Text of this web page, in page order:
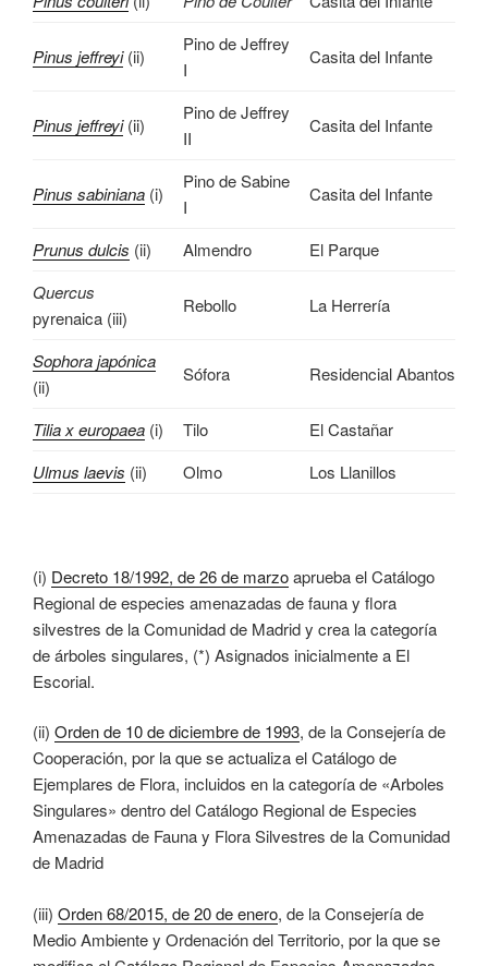
Pinus jeffreyi(ii)
Pino de Jeffrey
I
Casita del Infante
Pinus jeffreyi(ii)
Pino de Jeffrey
II
Casita del Infante
Pinus sabiniana (i)
Pino de Sabine
I
Casita del Infante
Prunus dulcis (ii) Almendro
El Parque
Quercus
pyrenaica (iii)
Rebollo La Herrería
Sophora japónica
(ii)
Sófora Residencial Abantos
Tilia x europaea (i) Tilo
El Castañar
Ulmus laevis (ii) Olmo Los Llanillos
(i) Decreto 18/1992, de 26 de marzoaprueba el Catálogo
Regional de especies amenazadas de fauna y flora
silvestres de la Comunidad de Madrid y crea la categoría
de árboles singulares, (*) Asignados inicialmente a El
Escorial.
(ii) Orden de 10 de diciembre de 1993, de la Consejería de
Cooperación, por la que se actualiza el Catálogo de
Ejemplares de Flora, incluidos en la categoría de «Arboles
Singulares» dentro del Catálogo Regional de Especies
Amenazadas de Fauna y Flora Silvestres de la Comunidad
de Madrid
(iii) Orden 68/2015, de 20 de enero, de la Consejería de
Medio Ambiente y Ordenación del Territorio, por la que se